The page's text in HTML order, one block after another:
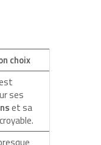
choix
ses
et sa